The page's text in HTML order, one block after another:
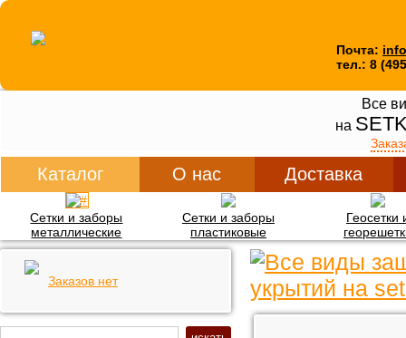
Почта:
тел.: 8
Все
на
Каталог О нас Доставка
Сетки и заборы
металлические
Сетки и заборы
пластиковые
Геосетки
Заказов нет